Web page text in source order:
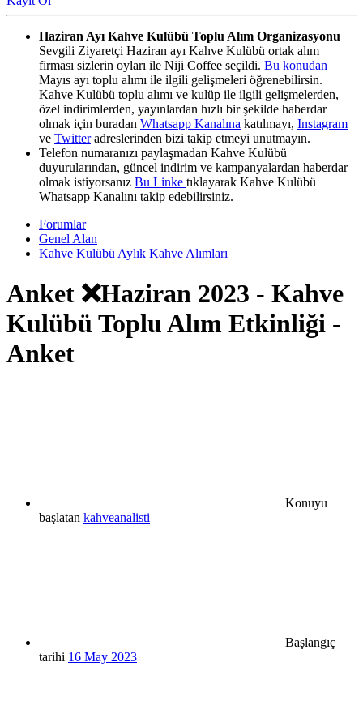
Haziran Ayı Kahve Kulübü Toplu Alım Organizasyonu
Sevgili Ziyaretçi Haziran ayı Kahve Kulübü ortak alım
firması sizlerin oyları ile Niji Coffee seçildi. Bu konudan
Mayıs ayı toplu alımı ile ilgili gelişmeleri öğrenebilirsin.
Kahve Kulübü toplu alımı ve kulüp ile ilgili gelişmelerden,
özel indirimlerden, yayınlardan hızlı bir şekilde haberdar
olmak için buradan Whatsapp Kanalına katılmayı, Instagram
ve Twitteradreslerinden bizi takip etmeyi unutmayın.
Telefon numaranızı paylaşmadan Kahve Kulübü
duyurularından, güncel indirim ve kampanyalardan haberdar
olmak istiyorsanız Bu Linke tıklayarak Kahve Kulübü
Whatsapp Kanalını takip edebilirsiniz.
Forumlar
Genel Alan
Kahve Kulübü Aylık Kahve Alımları
Anket ❌Haziran 2023 - Kahve
Kulübü Toplu Alım Etkinliği -
Anket
Konuyu
başlatan kahveanalisti
Başlangıç
tarihi 16 May 2023